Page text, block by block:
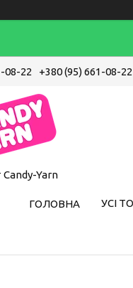
08-22 +380 (95) 661-08-22
Yarn
ГОЛОВНА УСІ